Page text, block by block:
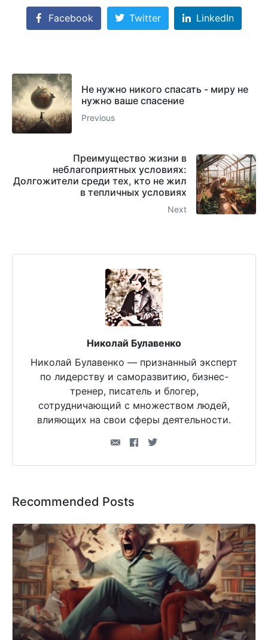
Facebook Twitter LinkedIn
Не нужно никого спасать - миру не
нужно ваше спасение
Previous
Преимущество жизни в
неблагоприятных условиях:
Долгожители среди тех, кто не жил
в тепличных условиях
Next
Николай Булавенко
Николай Булавенко — признанный эксперт
по лидерству и саморазвитию, бизнес-
тренер, писатель и блогер,
сотрудничающий с множеством людей,
влияющих на свои сферы деятельности.
Recommended Posts